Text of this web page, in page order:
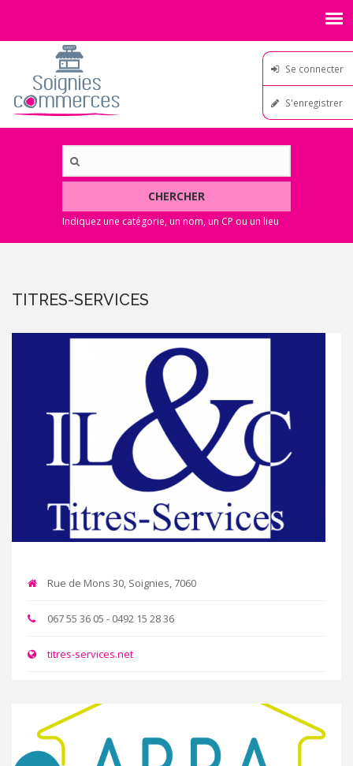
Se connecter
S'enregistrer
CHERCHER
TITRES-SERVICES
Rue de Mons 30, Soignies, 7060
067 55 36 05 - 0492 15 28 36
titres-services.net